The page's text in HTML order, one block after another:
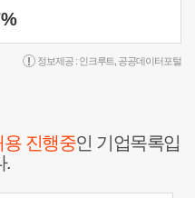
정보제공 : 인크루트 공공데이터포털
용 진행중인 기업목록입
.